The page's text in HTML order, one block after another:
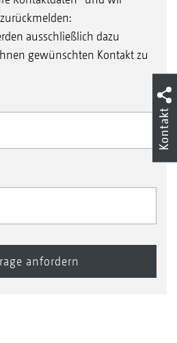
ausschließlich dazu
gewünschten Kontakt zu
Kontakt